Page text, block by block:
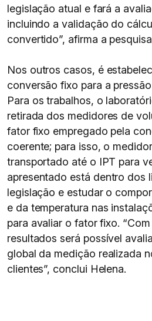
legislação atual e fará a
incluindo a validação do
convertido”, afirma a
Nos outros casos, é
conversão fixo para a
Para os trabalhos, o
retirada dos medidores de
fator fixo empregado pela
coerente; para isso, o
transportado até o IPT para
apresentado está dentro dos
legislação e estudar o
e da temperatura nas
para avaliar o fator fixo.
resultados será possível
global da medição realizada
clientes”, conclui Helena.